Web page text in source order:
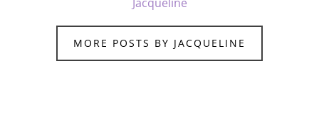
MORE POSTS BY JACQUELINE